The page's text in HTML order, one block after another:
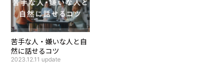
苦手な人・嫌いな人と自
然に話せるコツ
2023.12.11 update